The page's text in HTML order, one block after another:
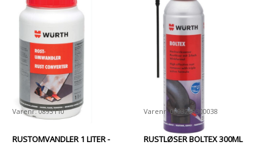
Varenr: 0893110
RUSTOMVANDLER 1 LITER -
Varenr: 0893250300038
RUSTLØSER BOLTEX 300ML